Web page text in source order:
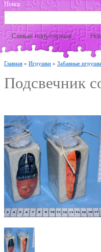
Поиск
Самые популярные
Главная » Игрушки » Забавные
Подсвечник